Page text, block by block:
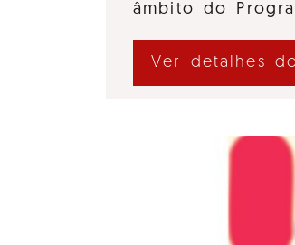
âmbito do
Ver detalhes